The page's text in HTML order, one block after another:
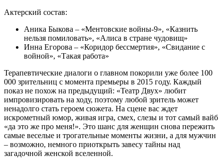
Актерский состав:
Аника Быкова – «Ментовские войны-9», «Казнить
нельзя помиловать», «Алиса в стране чудовищ»
Инна Егорова – «Коридор бессмертия», «Свидание с
войной», «Такая работа»
Терапевтические диалоги о главном покорили уже более 100
000 зрительниц с момента премьеры в 2015 году. Каждый
показ не похож на предыдущий: «Театр Двух» любит
импровизировать на ходу, поэтому любой зритель может
ненадолго стать героем сюжета. На сцене вас ждет
искрометный юмор, живая игра, смех, слезы и тот самый вайб
«да это же про меня!». Это шанс для женщин снова пережить
самые веселые и трогательные моменты жизни, а для мужчин
– возможно, немного приоткрыть завесу тайны над
загадочной женской вселенной.